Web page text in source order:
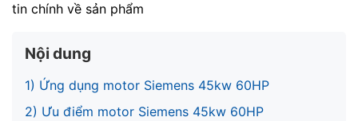
tin chính về sản phẩm
Nội dung
1) Ứng dụng motor Siemens 45kw 60HP
2) Ưu điểm motor Siemens 45kw 60HP